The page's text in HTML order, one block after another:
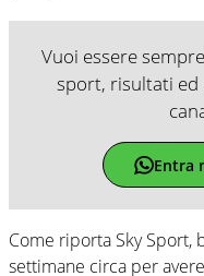
Vuoi essere
sport, risultati ed
Entra
Come riporta Sky Sport,
settimane circa per